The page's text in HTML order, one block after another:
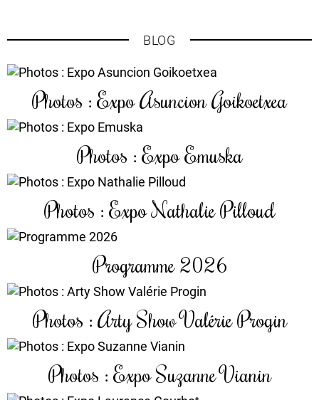
BLOG
Photos : Expo Asuncion Goikoetxea
Photos : Expo Emuska
Photos : Expo Nathalie Pilloud
Programme 2026
Photos : Arty Show Valérie Progin
Photos : Expo Suzanne Vianin